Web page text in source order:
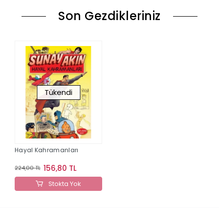
Son Gezdikleriniz
Tükendi
Hayal Kahramanları
224,00 TL 156,80 TL
Stokta Yok